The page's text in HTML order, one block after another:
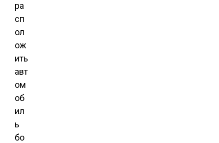
ра
сп
ол
ож
ить
авт
ом
об
ил
ь 
бо